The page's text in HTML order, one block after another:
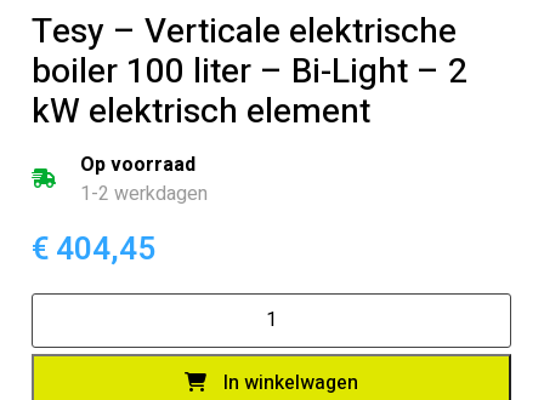
Tesy – Verticale elektrische
boiler 100 liter – Bi-Light – 2
kW elektrisch element
Op voorraad
1-2 werkdagen
€404,45
Tesy
Verticale
In winkelwagen